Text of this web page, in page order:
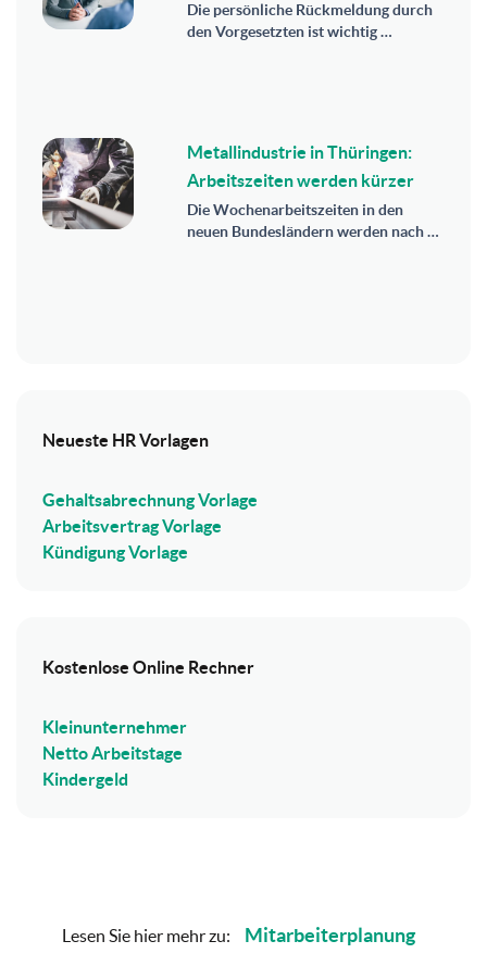
Die persönliche Rückmeldung durch
den Vorgesetzten ist wichtig …
Metallindustrie in Thüringen:
Arbeitszeiten werden kürzer
Die Wochenarbeitszeiten in den
neuen Bundesländern werden nach …
Neueste HR Vorlagen
Gehaltsabrechnung Vorlage
Arbeitsvertrag Vorlage
Kündigung Vorlage
Kostenlose Online Rechner
Kleinunternehmer
Netto Arbeitstage
Kindergeld
Lesen Sie hier mehr zu: Mitarbeiterplanung